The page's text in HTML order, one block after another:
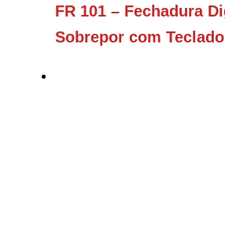
FR 101 – Fechadura
Sobrepor com